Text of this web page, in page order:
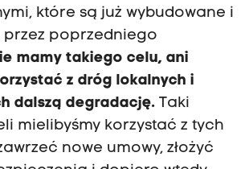
które są już wybudowane i
przez poprzedniego
mamy takiego celu, ani
z dróg lokalnych i
dalszą degradację.Taki
mielibyśmy korzystać z tych
nowe umowy, złożyć